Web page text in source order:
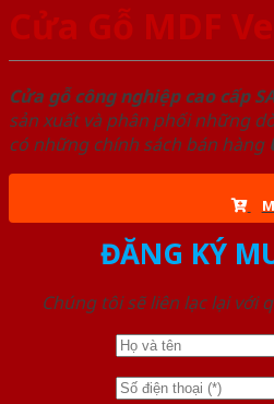
Cửa Gỗ MDF
Cửa gỗ công nghiệp cao cấp
sản xuất và phân phối những
có những chính sách bán hàng
ĐĂNG KÝ
Chúng tôi sẽ liên lạc lại với